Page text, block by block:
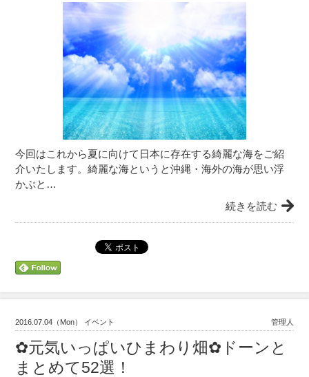
今回はこれから夏に向けて日本に存在する綺麗な海をご紹
介いたします。綺麗な海というと沖縄・海外の海が思い浮
かぶと…
続きを読む
2016.07.04（Mon） イベント 管理人
✿元気いっぱいひまわり畑✿ドーンと
まとめて52選！